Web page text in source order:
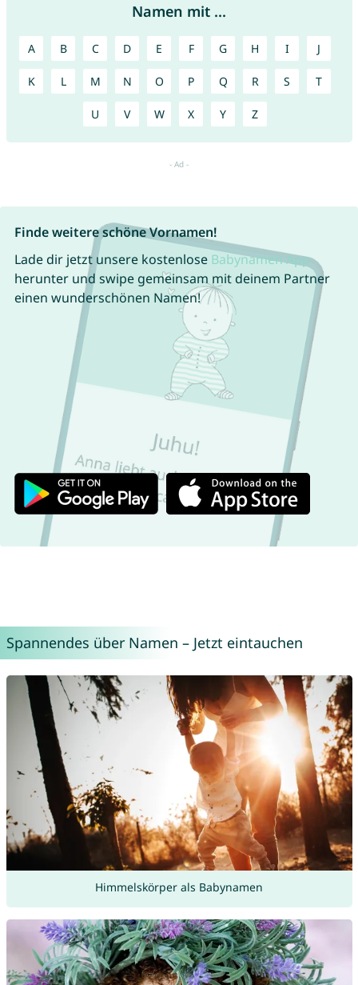
Namen mit ...
A B C D E F G H I J
K L M N O P Q R S T
U V W X Y Z
Finde weitere schöne Vornamen!
Lade dir jetzt unsere kostenlose Babynamen App
herunter und swipe gemeinsam mit deinem Partner
einen wunderschönen Namen!
Spannendes über Namen – Jetzt eintauchen
Himmelskörper als Babynamen